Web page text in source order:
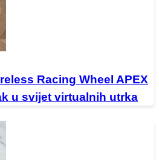
Racing Wheel APEX
u svijet virtualnih utrka